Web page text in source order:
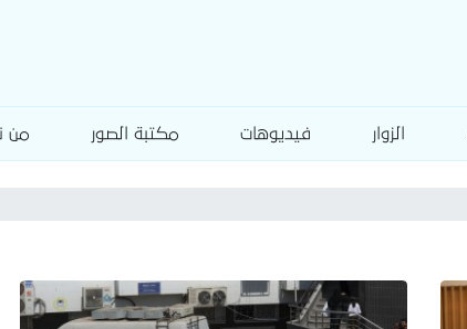
الزوار فيديوهات مكتبة الصور من